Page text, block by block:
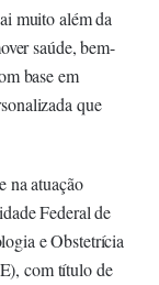
muito além da
saúde, bem-
base em
que
na atuação
Federal de
e Obstetrícia
com título de